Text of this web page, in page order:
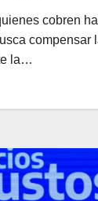
cobren
compensar
la…